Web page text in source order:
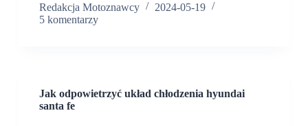
Redakcja Motoznawcy
2024-05-19
5 komentarzy
Jak odpowietrzyć układ chłodzenia hyundai
santa fe